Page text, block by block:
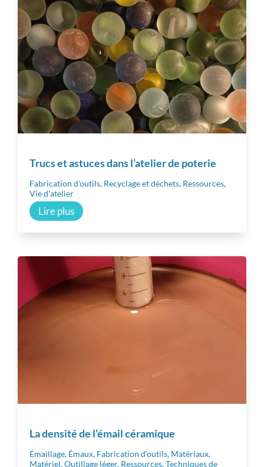
Trucs et astuces dans l’atelier de poterie
Fabrication d'outils, Recyclage et déchets, Ressources,
Vie d'atelier
Lire plus
La densité de l’émail céramique
Émaillage, Émaux, Fabrication d'outils, Matériaux,
Matériel,Outillage léger, Ressources,Techniques de